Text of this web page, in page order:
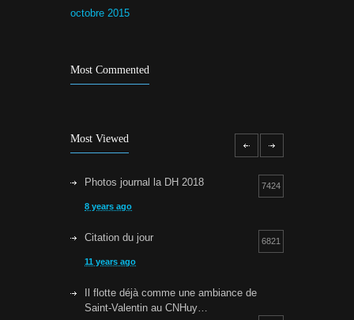
octobre 2015
Most Commented
Most Viewed
Photos journal la DH 2018 7424
8 years ago
Citation du jour 6821
11 years ago
Il flotte déjà comme une ambiance de
Saint-Valentin au CNHuy…